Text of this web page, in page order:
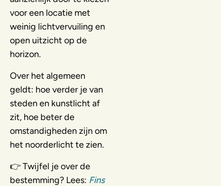
voor een locatie met
weinig lichtvervuiling en
open uitzicht op de
horizon.
Over het algemeen
geldt: hoe verder je van
steden en kunstlicht af
zit, hoe beter de
omstandigheden zijn om
het noorderlicht te zien.
👉 Twijfel je over de
bestemming? Lees: Fins